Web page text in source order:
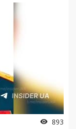
893